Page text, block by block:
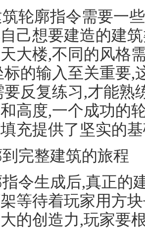
轮廓指令需要一
己想要建造的建
大楼,不同的风格
的输入至关重要,
反复练习,才能熟
高度,一个成功的
充提供了坚实的
完整建筑的旅程
令生成后,真正的
等待着玩家用方
的创造力,玩家要